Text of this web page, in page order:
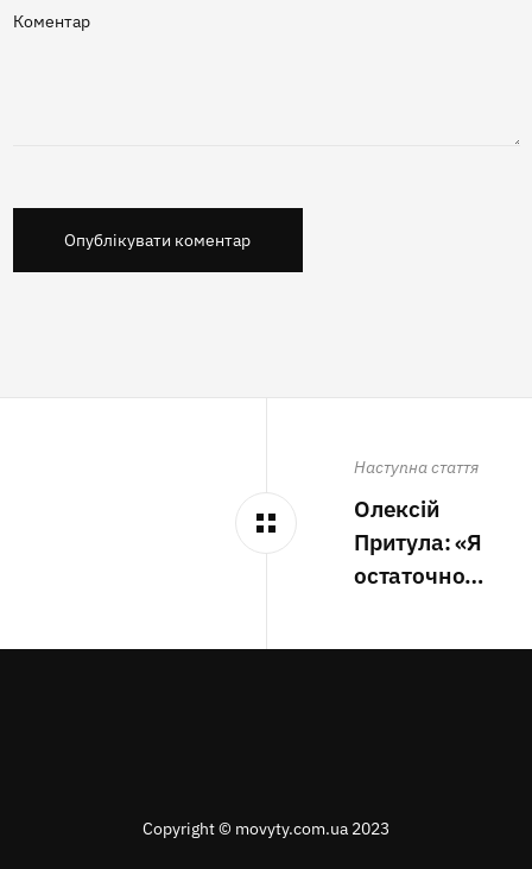
Коментар
Опублікувати коментар
Наступна стаття
Олексій
Притула: «Я
остаточно…
Copyright © movyty.com.ua 2023